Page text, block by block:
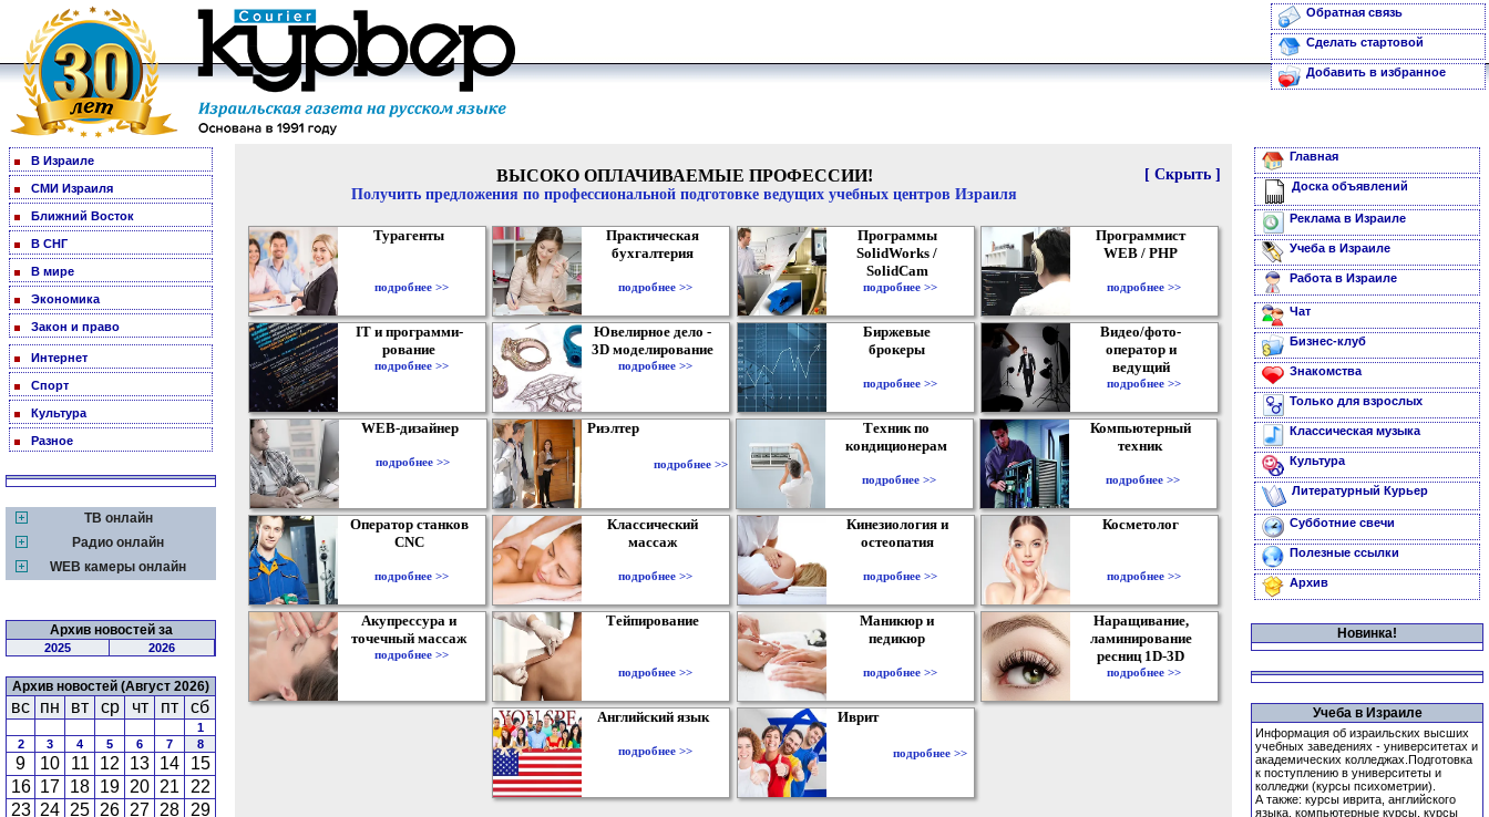
Обратная связь
Сделать стартовой
Добавить в избранное
В Израиле
СМИ Израиля
Ближний Восток
В СНГ
В мире
Экономика
Закон и право
Интернет
Спорт
Культура
Разное
ТВ онлайн
Радио онлайн
WEB камеры онлайн
Архив новостей за
2025 2026
Архив новостей (Август 2026)
вс пн вт ср чт пт сб
1
2
3 4 5 6 7 8
9 10 11 12 13 14
15
16 17 18 19 20 21
22
23 24 25 26 27 28 29
[ Скрыть ]
ВЫСОКО ОПЛАЧИВАЕМЫЕ ПРОФЕССИИ!
Получить предложения по профессиональной подготовке ведущих учебных центров Израиля
Турагенты
подробнее >>
Практическая
бухгалтерия
подробнее >>
Программы
SolidWorks /
SolidCam
подробнее >>
Программист
WEB / PHP
подробнее >>
IT и программи-
рование
подробнее >>
Ювелирное дело -
3D моделирование
подробнее >>
Биржевые
брокеры
подробнее >>
Видео/фото-
оператор и
ведущий
подробнее >>
WEB-дизайнер
подробнее >>
Риэлтер
подробнее >>
Техник по
кондиционерам
подробнее >>
Компьютерный
техник
подробнее >>
Оператор станков
CNC
подробнее >>
Классический
массаж
подробнее >>
Кинезиология и
остеопатия
подробнее >>
Косметолог
подробнее >>
Акупрессура и
точечный массаж
подробнее >>
Тейпирование
подробнее >>
Маникюр и
педикюр
подробнее >>
Наращивание,
ламинирование
ресниц 1D-3D
подробнее >>
Английский язык
подробнее >>
Иврит
подробнее >>
Главная
Доска объявлений
Реклама в Израиле
Учеба в Израиле
Работа в Израиле
Чат
Бизнес-клуб
Знакомства
Только для взрослых
Классическая музыка
Культура
Литературный Курьер
Субботние свечи
Полезные ссылки
Архив
Новинка!
Учеба в Израиле
Информация об израильских высших
учебных заведениях - университетах и
академических колледжах.Подготовка
к поступлению в университеты и
колледжи (курсы психометрии).
А также: курсы иврита, английского
языка, компьютерные курсы, курсы